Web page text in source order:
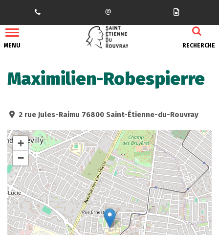
MENU RECHERCHE
Maximilien-Robespierre
2 rue Jules-Raimu 76800 Saint-Étienne-du-Rouvray
+
−